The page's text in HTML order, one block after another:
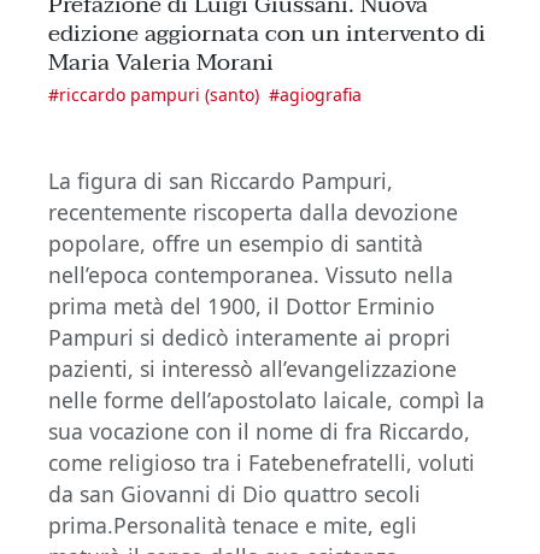
edizione aggiornata con un intervento di
Maria Valeria Morani
#riccardo pampuri (santo) #agiografia
La figura di san Riccardo Pampuri,
recentemente riscoperta dalla devozione
popolare, offre un esempio di santità
nell’epoca contemporanea. Vissuto nella
prima metà del 1900, il Dottor Erminio
Pampuri si dedicò interamente ai propri
pazienti, si interessò all’evangelizzazione
nelle forme dell’apostolato laicale, compì la
sua vocazione con il nome di fra Riccardo,
come religioso tra i Fatebenefratelli, voluti
da san Giovanni di Dio quattro secoli
prima.Personalità tenace e mite, egli